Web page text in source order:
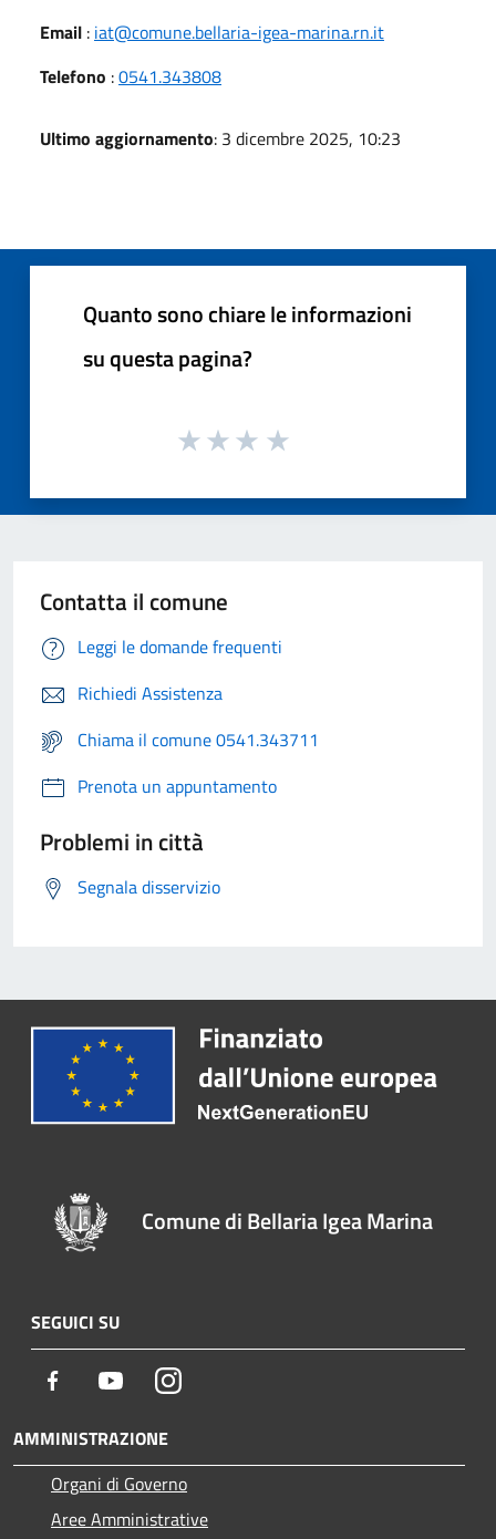
Email : iat@comune.bellaria-igea-marina.rn.it
Telefono :0541.343808
Ultimo aggiornamento: 3 dicembre 2025, 10:23
Quanto sono chiare le informazioni
su questa pagina?
Contatta il comune
Leggi le domande frequenti
Richiedi Assistenza
Chiama il comune 0541.343711
Prenota un appuntamento
Problemi in città
Segnala disservizio
Comune di Bellaria Igea Marina
SEGUICI SU
Facebook YoutubeInstagram
AMMINISTRAZIONE
Organi di Governo
Aree Amministrative